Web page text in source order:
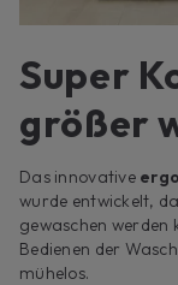
Super
größer
Das innovative
wurde entwickelt,
gewaschen werden
Bedienen der
mühelos.